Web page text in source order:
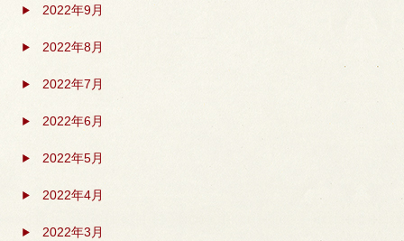
2022年9月
2022年8月
2022年7月
2022年6月
2022年5月
2022年4月
2022年3月